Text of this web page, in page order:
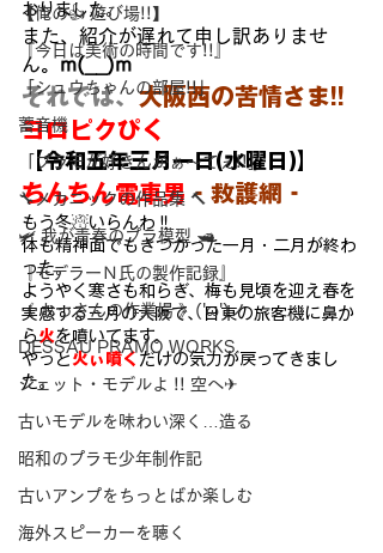
【俺の👍 遊び場!!】
『今日は美術の時間です!!』
「シュウちゃんの部屋!!」
蓄音機
「プラモが好きんがぁ～てぇ!!」
🔧メカニックの作品集 🔨
🛩 我が青春のプラ模型 🛥
『モデラーＮ氏の製作記録』
《 おっさんの作業場 》('ω')ノ
DESSAU PRAMO WORKS
ジェット・モデルよ !! 空へ✈
古いモデルを味わい深く…造る
昭和のプラモ少年制作記
古いアンプをちっとばか楽しむ
海外スピーカーを聴く
おりました。
また、紹介が遅れて申し訳ありませ
ん。 m(__)m
それでは、大阪西の苦情さま!!
ヨロピクぴく
【令和五年三月一日(水曜日)】
ちんちん電車男 ‐救護網‐
もう冬☃いらんわ‼
体も精神面でもきつかった一月・二月が終わ
った。
ようやく寒さも和らぎ、梅も見頃を迎え春を
実感する三月の大阪で、日東の旅客機に鼻か
ら火を噴いてます。
やっと火ぃ噴く だけの気力が戻ってきまし
た。